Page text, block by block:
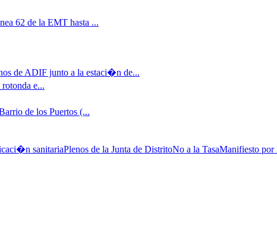
62 de la EMT hasta ...
de ADIF junto a la estaci�n de...
e...
de los Puertos (...
sanitariaPlenos de la Junta de DistritoNo a la TasaManifiesto